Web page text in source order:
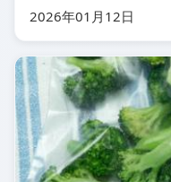
2026年01月12日